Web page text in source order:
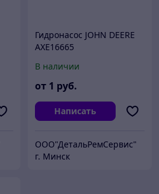
Гидронасос JOHN DEERE
AXE16665
В наличии
от 1 руб.
Написать
ООО"ДетальРемСервис"
г. Минск